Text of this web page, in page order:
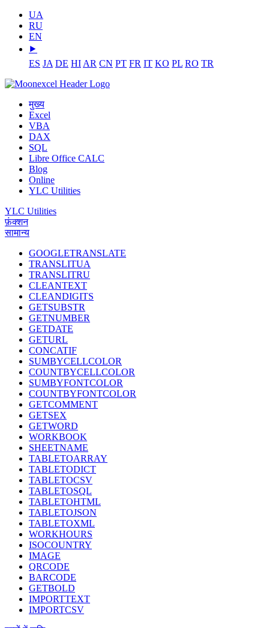
UA
RU
EN
⯈
ES JA DE HI AR CN PT FR IT KO PL RO TR
मुख्य
Excel
VBA
DAX
SQL
Libre Office CALC
Blog
Online
YLC Utilities
YLC Utilities
फ़ंक्शन
सामान्य
GOOGLETRANSLATE
TRANSLITUA
TRANSLITRU
CLEANTEXT
CLEANDIGITS
GETSUBSTR
GETNUMBER
GETDATE
GETURL
CONCATIF
SUMBYCELLCOLOR
COUNTBYCELLCOLOR
SUMBYFONTCOLOR
COUNTBYFONTCOLOR
GETCOMMENT
GETSEX
GETWORD
WORKBOOK
SHEETNAME
TABLETOARRAY
TABLETODICT
TABLETOCSV
TABLETOSQL
TABLETOHTML
TABLETOJSON
TABLETOXML
WORKHOURS
ISOCOUNTRY
IMAGE
QRCODE
BARCODE
GETBOLD
IMPORTTEXT
IMPORTCSV